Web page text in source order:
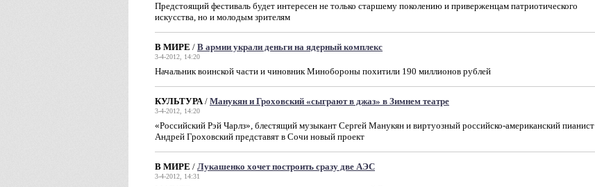
Предстоящий фестиваль будет интересен не только старшему поколению и приверженцам патриотического
искусства, но и молодым зрителям
В МИРЕ / В армии украли деньги на ядерный комплекс
3-4-2012, 14:20
Начальник воинской части и чиновник Минобороны похитили 190 миллионов рублей
КУЛЬТУРА/ Манукян и Гроховский «сыграют в джаз» в Зимнем театре
3-4-2012, 14:20
«Российский Рэй Чарлз», блестящий музыкант Сергей Манукян и виртуозный российско-американский пианист
Андрей Гроховский представят в Сочи новый проект
В МИРЕ / Лукашенко хочет построить сразу две АЭС
3-4-2012, 14:31